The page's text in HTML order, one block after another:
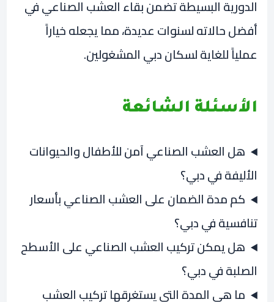
الدورية البسيطة تضمن بقاء العشب الصناعي في
أفضل حالاته لسنوات عديدة، مما يجعله خياراً
عملياً للغاية لسكان دبي المشغولين.
الأسئلة الشائعة
هل العشب الصناعي آمن للأطفال والحيوانات
الأليفة في دبي؟
كم مدة الضمان على العشب الصناعي بأسعار
تنافسية في دبي؟
هل يمكن تركيب العشب الصناعي على الأسطح
الصلبة في دبي؟
ما هي المدة التي يستغرقها تركيب العشب